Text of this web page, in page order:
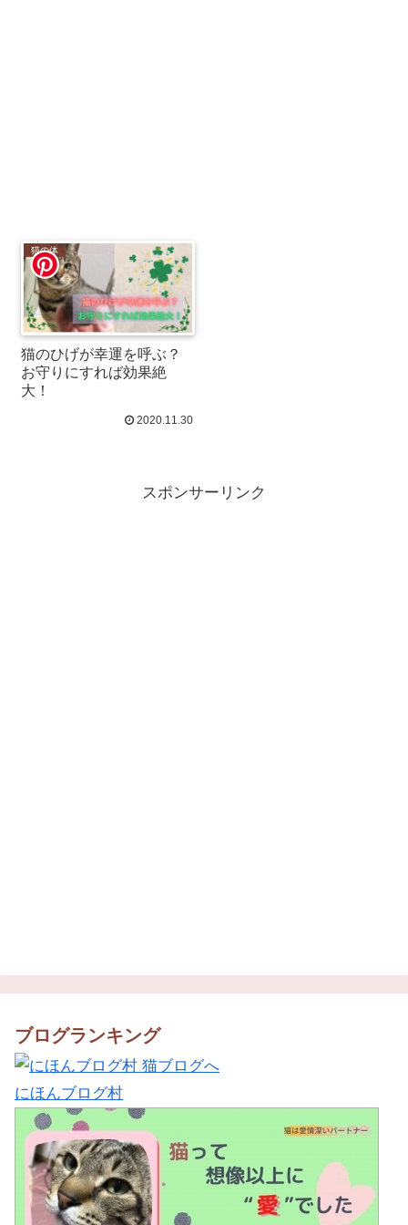
猫の体
猫のひげが幸運を呼ぶ？
お守りにすれば効果絶
大！
2020.11.30
スポンサーリンク
ブログランキング
にほんブログ村